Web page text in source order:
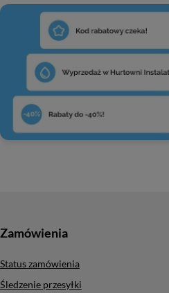
Zamówienia
Status zamówienia
Śledzenie przesyłki